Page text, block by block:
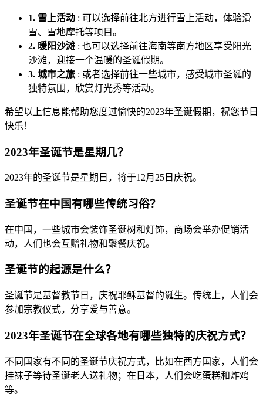
1. 雪上活动 : 可以选择前往北方进行雪上活动，体验滑
雪、雪地摩托等项目。
2. 暖阳沙滩 : 也可以选择前往海南等南方地区享受阳光
沙滩，迎接一个温暖的圣诞假期。
3. 城市之旅 : 或者选择前往一些城市，感受城市圣诞的
独特氛围，欣赏灯光秀等活动。
希望以上信息能帮助您度过愉快的2023年圣诞假期，祝您节日
快乐！
2023年圣诞节是星期几？
2023年的圣诞节是星期日，将于12月25日庆祝。
圣诞节在中国有哪些传统习俗？
在中国，一些城市会装饰圣诞树和灯饰，商场会举办促销活
动，人们也会互赠礼物和聚餐庆祝。
圣诞节的起源是什么？
圣诞节是基督教节日，庆祝耶稣基督的诞生。传统上，人们会
参加宗教仪式，分享爱与善意。
2023年圣诞节在全球各地有哪些独特的庆祝方式？
不同国家有不同的圣诞节庆祝方式，比如在西方国家，人们会
挂袜子等待圣诞老人送礼物；在日本，人们会吃蛋糕和炸鸡
等。